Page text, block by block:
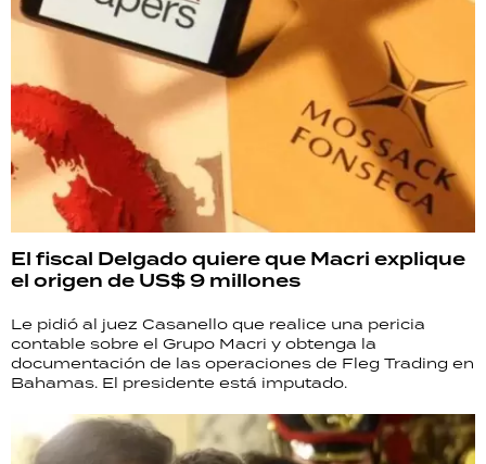
El fiscal Delgado quiere que Macri explique
el origen de US$ 9 millones
Le pidió al juez Casanello que realice una pericia
contable sobre el Grupo Macri y obtenga la
documentación de las operaciones de Fleg Trading en
Bahamas. El presidente está imputado.